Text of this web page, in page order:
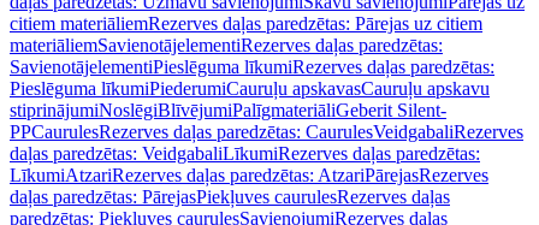
citiem materiāliemRezerves daļas paredzētas: Pārejas uz citiem
materiāliemSavienotājelementiRezerves daļas paredzētas:
SavienotājelementiPieslēguma līkumiRezerves daļas paredzētas:
Pieslēguma līkumiPiederumiCauruļu apskavasCauruļu apskavu
stiprinājumiNoslēgiBlīvējumiPalīgmateriāliGeberit Silent-
PPCaurulesRezerves daļas paredzētas: CaurulesVeidgabaliRezerves
daļas paredzētas: VeidgabaliLīkumiRezerves daļas paredzētas:
LīkumiAtzariRezerves daļas paredzētas: AtzariPārejasRezerves
daļas paredzētas: PārejasPiekļuves caurulesRezerves daļas
paredzētas: Piekļuves caurulesSavienojumiRezerves daļas